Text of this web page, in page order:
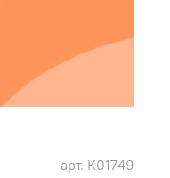
арт. К01749